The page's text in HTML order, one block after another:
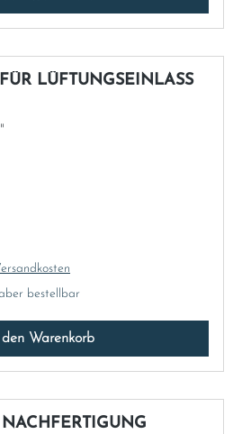
LÜFTUNGSEINLASS
bestellbar
den Warenkorb